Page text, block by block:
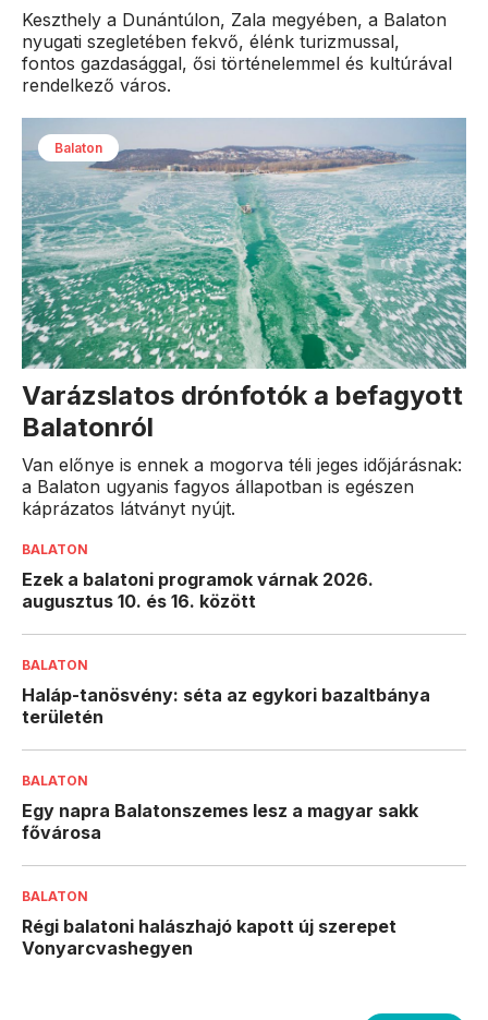
Keszthely a Dunántúlon, Zala megyében, a Balaton
nyugati szegletében fekvő, élénk turizmussal,
fontos gazdasággal, ősi történelemmel és kultúrával
rendelkező város.
Balaton
Varázslatos drónfotók a befagyott
Balatonról
Van előnye is ennek a mogorva téli jeges időjárásnak:
a Balaton ugyanis fagyos állapotban is egészen
káprázatos látványt nyújt.
BALATON
Ezek a balatoni programok várnak 2026.
augusztus 10. és 16. között
BALATON
Haláp-tanösvény: séta az egykori bazaltbánya
területén
BALATON
Egy napra Balatonszemes lesz a magyar sakk
fővárosa
BALATON
Régi balatoni halászhajó kapott új szerepet
Vonyarcvashegyen